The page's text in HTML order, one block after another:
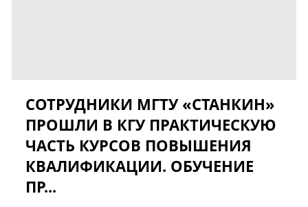
СОТРУДНИКИ МГТУ «СТАНКИН»
ПРОШЛИ В КГУ ПРАКТИЧЕСКУЮ
ЧАСТЬ КУРСОВ ПОВЫШЕНИЯ
КВАЛИФИКАЦИИ. ОБУЧЕНИЕ
ПР...